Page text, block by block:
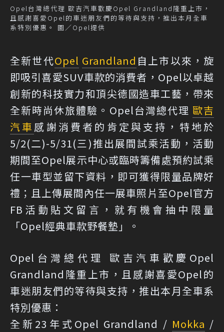
Opel台灣總代理 歐吉汽車歡慶Opel Grandland隆重上市，
且感謝喜愛Opel的車迷朋友們的等待與支持，推出本月全車
系特別優惠。 圖／Opel提供
全新世代Opel Grandland 自上市以來，旋
即吸引喜愛SUV車款的消費者，Opel以卓越
創新的科技實力和頂尖德國造車工藝，帶來
全新時尚休旅體驗。Opel台灣總代理 歐吉
汽車 感謝消費者的肯定與支持，特地於
5/2(二)-5/31(三)推出展間試乘活動，活動
期間至Opel展示中心或臨時籌備處預約試乘
任一車型並留下資料，即可獲得限量品牌好
禮；且上傳展間內任一展車照片至Opel官方
FB活動貼文留言，就有機會抽中限量
「Opel經典車款野餐墊」。
Opel台灣總代理 歐吉汽車歡慶Opel
Grandland隆重上市，且感謝喜愛Opel的
車迷朋友們的等待與支持，推出本月全車系
特別優惠：
全新23年式Opel Grandland / Mokka /